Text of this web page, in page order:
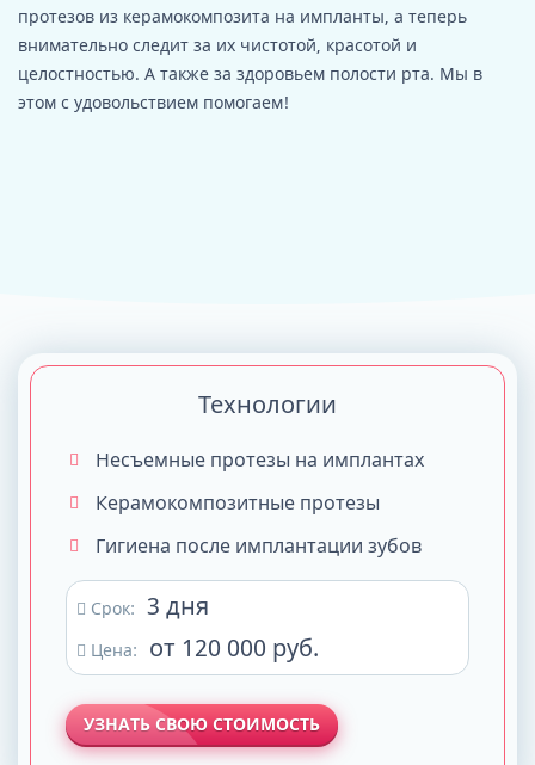
протезов из керамокомпозита на импланты, а теперь
внимательно следит за их чистотой, красотой и
целостностью. А также за здоровьем полости рта. Мы в
этом с удовольствием помогаем!
Технологии
Несъемные протезы на имплантах
Керамокомпозитные протезы
Гигиена после имплантации зубов
Срок: 3 дня
Цена: от 120 000 руб.
УЗНАТЬ СВОЮ СТОИМОСТЬ